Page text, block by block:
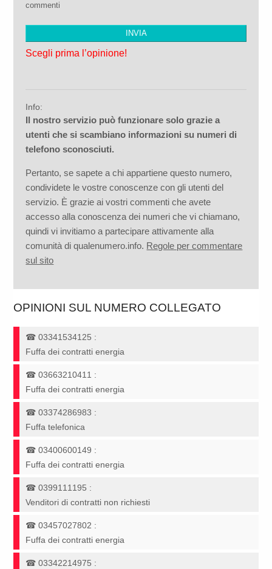
commenti
Scegli prima l’opinione!
Info:
Il nostro servizio può funzionare solo grazie a
utenti che si scambiano informazioni su numeri di
telefono sconosciuti.
Pertanto, se sapete a chi appartiene questo numero,
condividete le vostre conoscenze con gli utenti del
servizio. È grazie ai vostri commenti che avete
accesso alla conoscenza dei numeri che vi chiamano,
quindi vi invitiamo a partecipare attivamente alla
comunità di qualenumero.info. Regole per commentare
sul sito
OPINIONI SUL NUMERO COLLEGATO
☎03341534125 :
Fuffa dei contratti energia
☎03663210411 :
Fuffa dei contratti energia
☎03374286983 :
Fuffa telefonica
☎03400600149 :
Fuffa dei contratti energia
☎0399111195 :
Venditori di contratti non richiesti
☎03457027802 :
Fuffa dei contratti energia
☎03342214975 :